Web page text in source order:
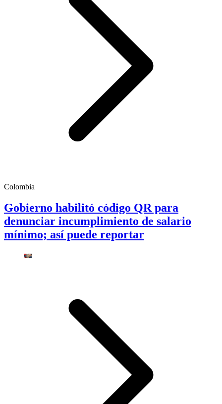
Colombia
Gobierno habilitó código QR para
denunciar incumplimiento de salario
mínimo; así puede reportar